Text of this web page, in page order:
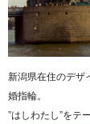
新潟県在住のデザ
婚指輪。
”はしわたし”をテ